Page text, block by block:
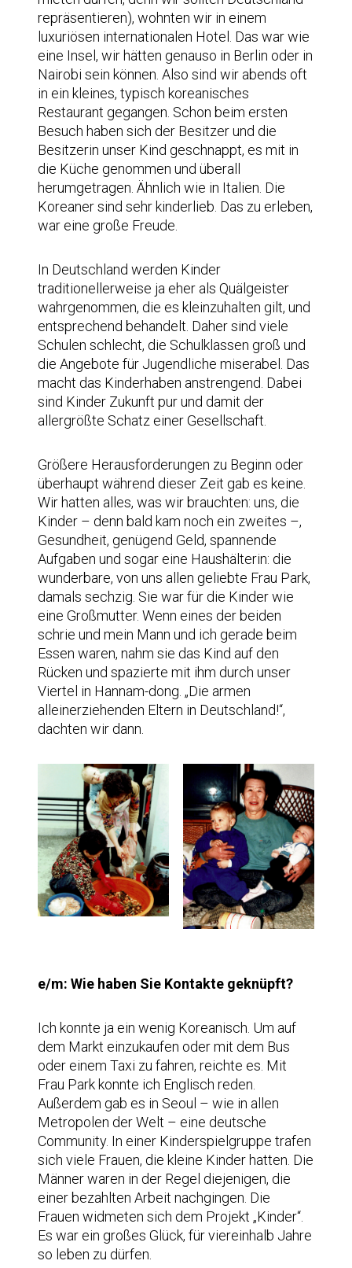
repräsentieren), wohnten wir in einem
luxuriösen internationalen Hotel. Das war wie
eine Insel, wir hätten genauso in Berlin oder in
Nairobi sein können. Also sind wir abends oft
in ein kleines, typisch koreanisches
Restaurant gegangen. Schon beim ersten
Besuch haben sich der Besitzer und die
Besitzerin unser Kind geschnappt, es mit in
die Küche genommen und überall
herumgetragen. Ähnlich wie in Italien. Die
Koreaner sind sehr kinderlieb. Das zu erleben,
war eine große Freude.
In Deutschland werden Kinder
traditionellerweise ja eher als Quälgeister
wahrgenommen, die es kleinzuhalten gilt, und
entsprechend behandelt. Daher sind viele
Schulen schlecht, die Schulklassen groß und
die Angebote für Jugendliche miserabel. Das
macht das Kinderhaben anstrengend. Dabei
sind Kinder Zukunft pur und damit der
allergrößte Schatz einer Gesellschaft.
Größere Herausforderungen zu Beginn oder
überhaupt während dieser Zeit gab es keine.
Wir hatten alles, was wir brauchten: uns, die
Kinder – denn bald kam noch ein zweites –,
Gesundheit, genügend Geld, spannende
Aufgaben und sogar eine Haushälterin: die
wunderbare, von uns allen geliebte Frau Park,
damals sechzig. Sie war für die Kinder wie
eine Großmutter. Wenn eines der beiden
schrie und mein Mann und ich gerade beim
Essen waren, nahm sie das Kind auf den
Rücken und spazierte mit ihm durch unser
Viertel in Hannam-dong. „Die armen
alleinerziehenden Eltern in Deutschland!“,
dachten wir dann.
e/m: Wie haben Sie Kontakte geknüpft?
Ich konnte ja ein wenig Koreanisch. Um auf
dem Markt einzukaufen oder mit dem Bus
oder einem Taxi zu fahren, reichte es. Mit
Frau Park konnte ich Englisch reden.
Außerdem gab es in Seoul – wie in allen
Metropolen der Welt – eine deutsche
Community. In einer Kinderspielgruppe trafen
sich viele Frauen, die kleine Kinder hatten. Die
Männer waren in der Regel diejenigen, die
einer bezahlten Arbeit nachgingen. Die
Frauen widmeten sich dem Projekt „Kinder“.
Es war ein großes Glück, für viereinhalb Jahre
so leben zu dürfen.